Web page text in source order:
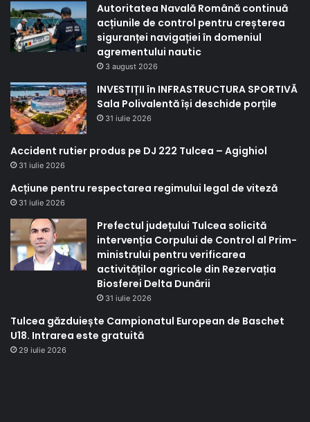
Autoritatea Navală Română continuă
acțiunile de control pentru creșterea
siguranței navigației în domeniul
agrementului nautic
3 august 2026
INVESTIȚII în INFRASTRUCTURA SPORTIVĂ
Sala Polivalentă își deschide porțile
31 iulie 2026
Accident rutier produs pe DJ 222 Tulcea – Agighiol
31 iulie 2026
Acțiune pentru respectarea regimului legal de viteză
31 iulie 2026
Prefectul județului Tulcea solicită
intervenția Corpului de Control al Prim-
ministrului pentru verificarea
activităților agricole din Rezervația
Biosferei Delta Dunării
31 iulie 2026
Tulcea găzduiește Campionatul European de Baschet
U18. Intrarea este gratuită
29 iulie 2026